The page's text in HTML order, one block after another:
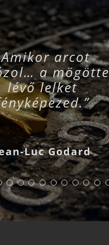
arcot
a mögötte
lévő lelket
Luc Godard